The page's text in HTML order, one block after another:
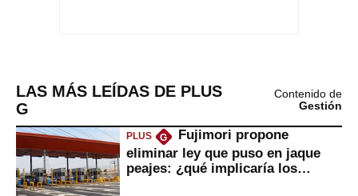
LAS MÁS LEÍDAS DE PLUS
G
Contenido de
Gestión
PLUS G
Fujimori propone
eliminar ley que puso en jaque
peajes: ¿qué implicaría los